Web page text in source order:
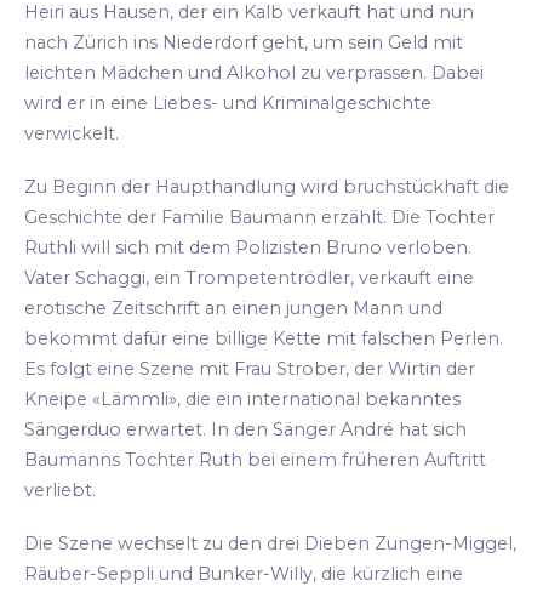
Heiri aus Hausen, der ein Kalb verkauft hat und nun
nach Zürich ins Niederdorf geht, um sein Geld mit
leichten Mädchen und Alkohol zu verprassen. Dabei
wird er in eine Liebes- und Kriminalgeschichte
verwickelt.
Zu Beginn der Haupthandlung wird bruchstückhaft die
Geschichte der Familie Baumann erzählt. Die Tochter
Ruthli will sich mit dem Polizisten Bruno verloben.
Vater Schaggi, ein Trompetentrödler, verkauft eine
erotische Zeitschrift an einen jungen Mann und
bekommt dafür eine billige Kette mit falschen Perlen.
Es folgt eine Szene mit Frau Strober, der Wirtin der
Kneipe «Lämmli», die ein international bekanntes
Sängerduo erwartet. In den Sänger André hat sich
Baumanns Tochter Ruth bei einem früheren Auftritt
verliebt.
Die Szene wechselt zu den drei Dieben Zungen-Miggel,
Räuber-Seppli und Bunker-Willy, die kürzlich eine